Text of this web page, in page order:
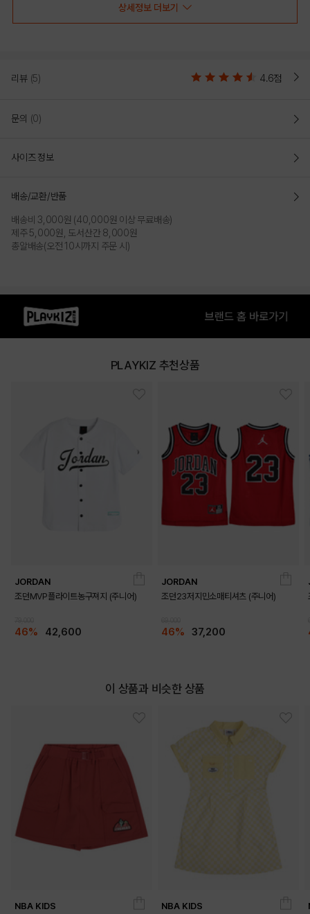
• 컨버스 척패치로고와 스마일 로고로 포인트를 준 제품
상세정보 더보기
리뷰 (5) 4.6점
문의 (0)
사이즈 정보
배송/교환/반품
배송비 3,000원 (40,000원 이상 무료배송)
제주 5,000원, 도서산간 8,000원
총알배송(오전 10시까지 주문 시)
PLAYKIZ 추천상품
JORDAN
조던MVP플라이트농구져지 (주니어)
46% 42,600
JORDAN
조던23저지민소매티셔츠 (주니어)
46% 37,200
이 상품과 비슷한 상품
NBA KIDS
NBA KIDS